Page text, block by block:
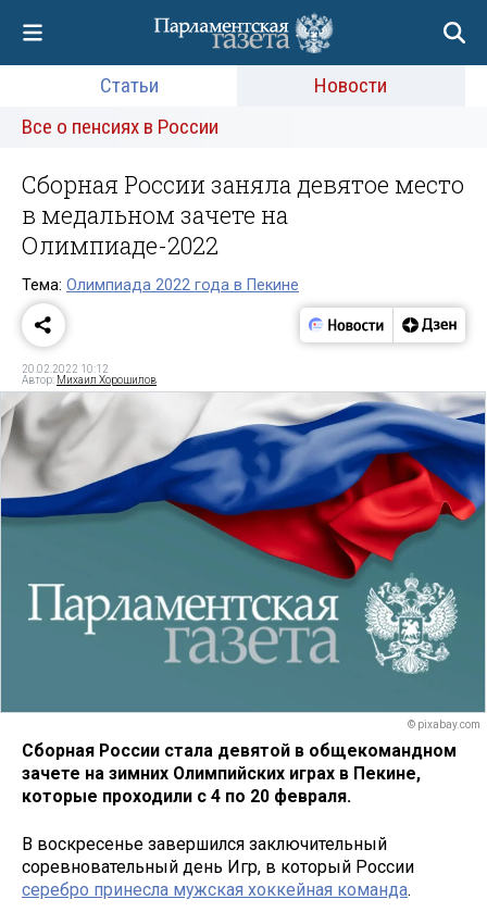
Статьи
Новости
Все о пенсиях в России
Сборная России заняла девятое место
в медальном зачете на
Олимпиаде-2022
Тема: Олимпиада 2022 года в Пекине
20.02.2022 10:12
Автор: Михаил Хорошилов
© pixabay.com
Сборная России стала девятой в общекомандном
зачете на зимних Олимпийских играх в Пекине,
которые проходили с 4 по 20 февраля.
В воскресенье завершился заключительный
соревновательный день Игр, в который России
серебро принесла мужская хоккейная команда.